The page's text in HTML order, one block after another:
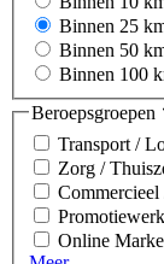
Binnen 25
Binnen 50
Binnen 100
Beroepsgroepen
Transport /
Zorg /
Online